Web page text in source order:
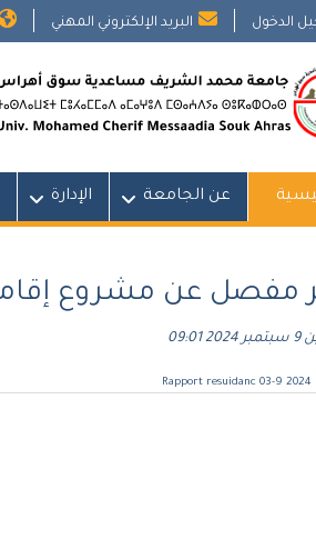
الدخول البريد الإلكتروني المهني
عن الجامعة الإدارة
مفصل عن مشروع
09:01
Rapport resuidanc 03-9 2024